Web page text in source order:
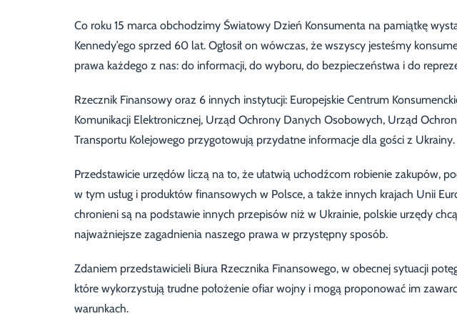
Co roku 15 marca obchodzimy Światowy Dzień Konsumenta na pamiątkę
Kennedy’ego sprzed 60 lat. Ogłosił on wówczas, że wszyscy jesteśmy
prawa każdego z nas: do informacji, do wyboru, do bezpieczeństwa i do
Rzecznik Finansowy oraz 6 innych instytucji: Europejskie Centrum
Komunikacji Elektronicznej, Urząd Ochrony Danych Osobowych, Urząd
Transportu Kolejowego przygotowują przydatne informacje dla gości z Ukrainy.
Przedstawicie urzędów liczą na to, że ułatwią uchodźcom robienie zakupów,
w tym usług i produktów finansowych w Polsce, a także innych krajach Unii
chronieni są na podstawie innych przepisów niż w Ukrainie, polskie urzędy
najważniejsze zagadnienia naszego prawa w przystępny sposób.
Zdaniem przedstawicieli Biura Rzecznika Finansowego, w obecnej sytuacji
które wykorzystują trudne położenie ofiar wojny i mogą proponować im
warunkach.